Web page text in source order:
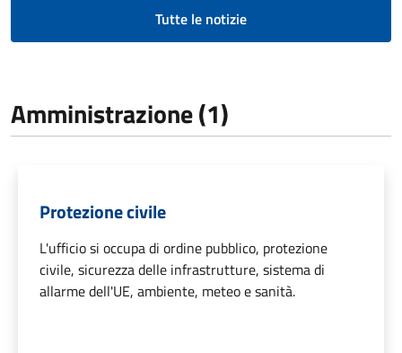
Tutte le notizie
Amministrazione (1)
Protezione civile
L'ufficio si occupa di ordine pubblico, protezione
civile, sicurezza delle infrastrutture, sistema di
allarme dell'UE, ambiente, meteo e sanità.